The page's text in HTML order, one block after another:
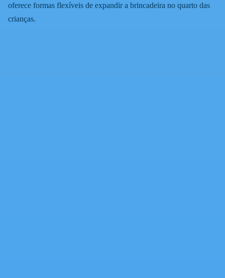
oferece formas flexíveis de expandir a brincadeira no quarto das
crianças.